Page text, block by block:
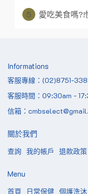
5
愛吃美食嗎
Informations
客服專線：(02)8751-
客服時間：09:30am -
信箱：
關於我們
查詢 我的帳戶 退款政策
Menu
首頁 日常保健 個護洗沐